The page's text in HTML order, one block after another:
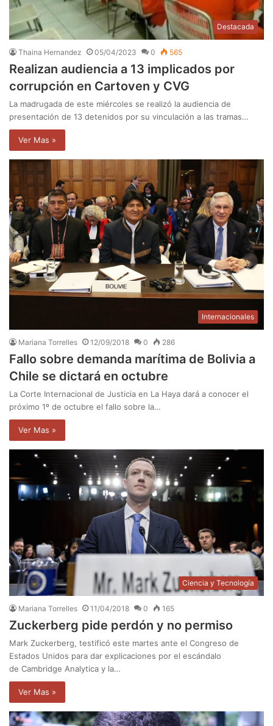
Destacada
Thaina Hernandez 05/04/2023 0 565
Realizan audiencia a 13 implicados por
corrupción en Cartoven y CVG
La madrugada de este miércoles se realizó la audiencia de
presentación de 13 detenidos por su vinculación a las tramas…
Ver Mas »
Internacionales
Mariana Torrelles 12/09/2018 0 286
Fallo sobre demanda marítima de Bolivia a
Chile se dictará en octubre
La Corte Internacional de Justicia en La Haya dará a conocer el
próximo 1º de octubre el fallo sobre la…
Ver Mas »
Ciencia y Tecnología
Mariana Torrelles 11/04/2018 0 165
Zuckerberg pide perdón y no permiso
Mark Zuckerberg, testificó este martes ante el Congreso de
Estados Unidos para dar explicaciones por el escándalo
de Cambridge Analytica y la…
Ver Mas »